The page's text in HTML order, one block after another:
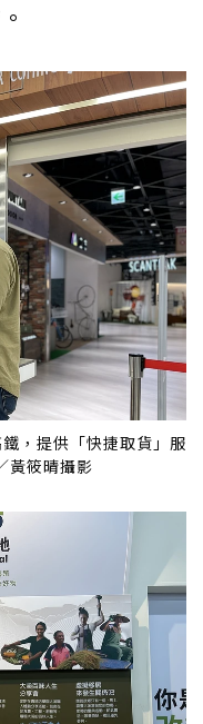
，提供「快捷取貨」服
黃筱晴攝影